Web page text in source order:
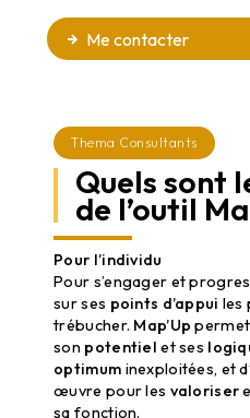
Me contacter
Thema Consultants
Quels sont
de l’outil
Pour l’individu
Pour s’engager et
sur ses points d’appui les
trébucher. Map’Up permet
son potentiel et ses
optimum inexploitées, et
œuvre pour les valoriser
sa fonction.